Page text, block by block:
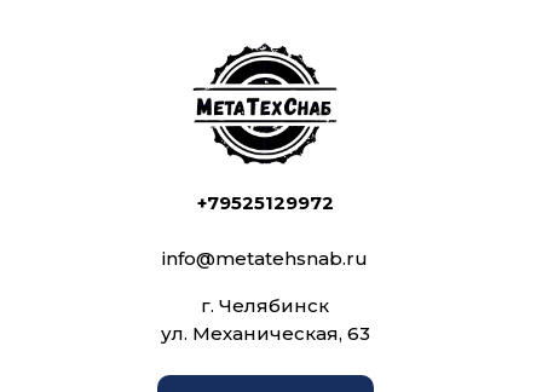
+79525129972
info@metatehsnab.ru
г. Челябинск
ул. Механическая, 63